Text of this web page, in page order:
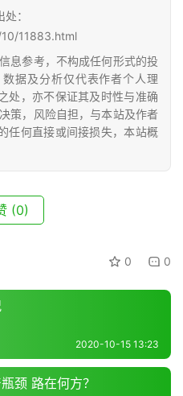
：
11883.html
息参考，不构成任何形式的投
据及分析仅代表作者个人理
处，亦不保证其及时性与准确
策，风险自担，与本站及作者
任何直接或间接损失，本站概
(0)
0 0
2020-10-15 13:23
颈 路在何方？